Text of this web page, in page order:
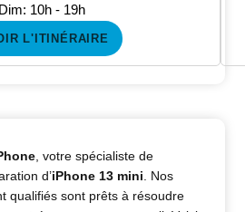
Dim: 10h - 19h
L'ITINÉRAIRE
, votre spécialiste de
d’iPhone 13 mini . Nos
qualifiés sont prêts à résoudre